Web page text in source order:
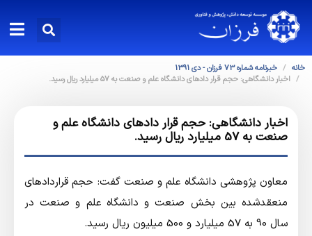
خانه
خبرنامه شماره 73 فرزان - دی 1391
اخبار دانشگاهی: حجم قرار دادهای دانشگاه علم و صنعت به 57 میلیارد ریال رسید.
اخبار دانشگاهی: حجم قرار دادهای دانشگاه علم و
صنعت به 57 میلیارد ریال رسید.
معاون پژوهشی دانشگاه علم و صنعت گفت: حجم قراردادهای
منعقدشده بین بخش صنعت و دانشگاه علم و صنعت در
سال 90 به 57 میلیارد و 500 میلیون ریال رسید.